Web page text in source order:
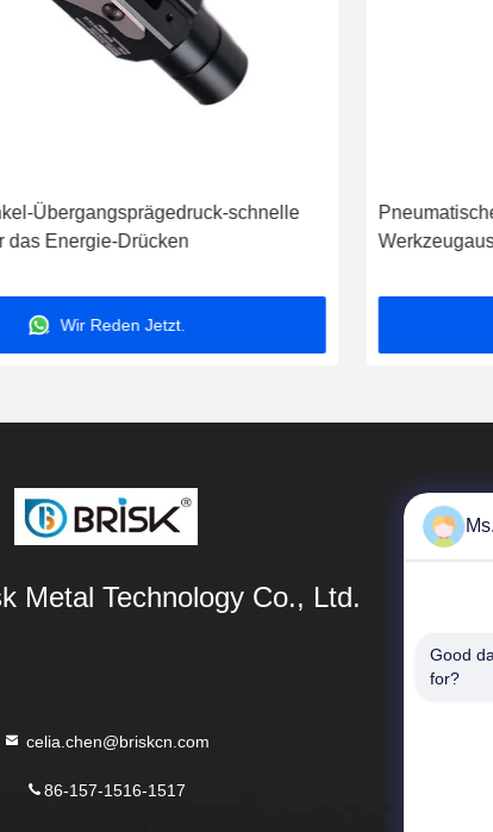
Übergangsprägedruck-schnelle
das Energie-Drücken
Wir Reden Jetzt.
Metal Technology Co., Ltd.
celia.chen@briskcn.com
86-157-1516-1517
Good
for?